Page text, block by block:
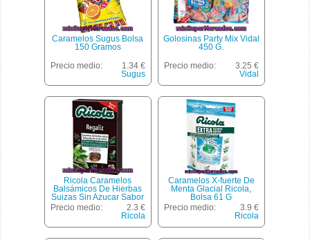
Caramelos Sugus Bolsa
150 Gramos
Precio medio:
1.34 €
Sugus
Golosinas Party Mix Vidal
450 G.
Precio medio:
3.25 €
Vidal
Ricola Caramelos
Balsámicos De Hierbas
Suizas Sin Azucar Sabor
Regaliz Caja 50 G
Precio medio:
2.3 €
Ricola
Caramelos X-fuerte De
Menta Glacial Ricola,
Bolsa 61 G
Precio medio:
3.9 €
Ricola